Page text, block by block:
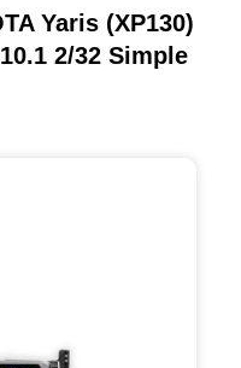
Yaris (XP130)
2/32 Simple